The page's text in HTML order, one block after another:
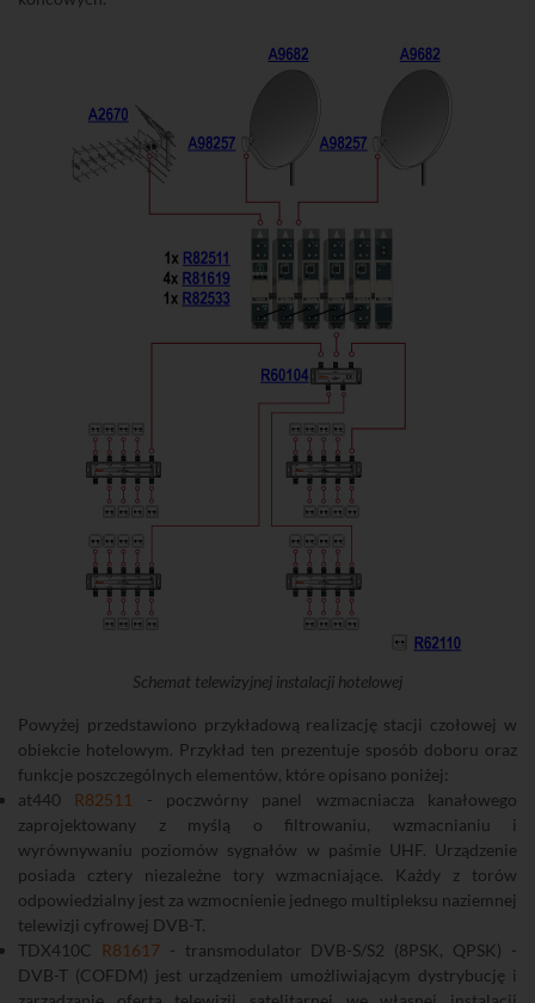
Schemat telewizyjnej instalacji hotelowej
Powyżej przedstawiono przykładową realizację stacji czołowej w
obiekcie hotelowym. Przykład ten prezentuje sposób doboru oraz
funkcje poszczególnych elementów, które opisano poniżej:
at440 R82511
- poczwórny panel wzmacniacza kanałowego
zaprojektowany z myślą o filtrowaniu, wzmacnianiu i
wyrównywaniu poziomów sygnałów w paśmie UHF. Urządzenie
posiada cztery niezależne tory wzmacniające. Każdy z torów
odpowiedzialny jest za wzmocnienie jednego multipleksu naziemnej
telewizji cyfrowej DVB-T.
TDX410C R81617- transmodulator DVB-S/S2 (8PSK, QPSK) -
DVB-T (COFDM) jest urządzeniem umożliwiającym dystrybucję i